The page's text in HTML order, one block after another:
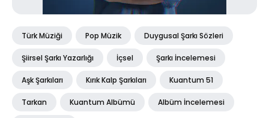
Türk Müziği Pop Müzik Duygusal Şarkı Sözleri
Şiirsel Şarkı Yazarlığı İçsel Şarkı İncelemesi
Aşk Şarkıları Kırık Kalp Şarkıları Kuantum 51
Tarkan Kuantum Albümü Albüm İncelemesi